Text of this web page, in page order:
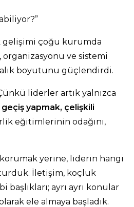
gelişimi çoğu kurumda
ve sistemi
boyutunu güçlendirdi.
liderler artık yalnızca
geçiş yapmak, çelişkili
eğitimlerinin odağını,
yerine, liderin hangi
İletişim, koçluk
ayrı ayrı konular
ele almaya başladık.